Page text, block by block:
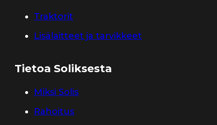
Traktorit
Lisälaitteet ja tarvikkeet
Tietoa Soliksesta
Miksi Solis
Rahoitus